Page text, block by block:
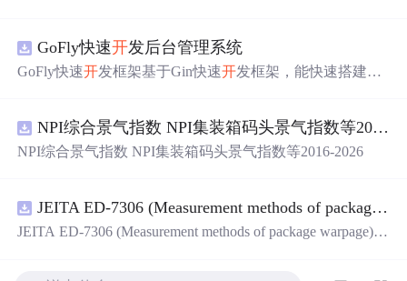
林更是美不胜收。提醒游客出门佩戴口罩，有序观赏。
GoFly快速开发后台管理系统
GoFly快速开发框架基于Gin快速开发框架，能快速搭建应
管理后台等。api文档管理并一键生成api接口代码，一键生
成 CRUD前后端代码丰富组件，基于 Gin和 Vue3的Arco D
大道至简思想，接口单层设计，开发简单，极易上手、代
码可读性和可维护性好、得益于Go优秀性能框架性能和并
发都很优秀、需要硬件资源很小。
NPI综合景气指数 NPI集装箱码头景气指数等2016-2026
NPI综合景气指数 NPI集装箱码头景气指数等2016-2026
JEITA ED-7306 (Measurement methods of package warpage).pdf
JEITA ED-7306 (Measurement methods of package warpage).p